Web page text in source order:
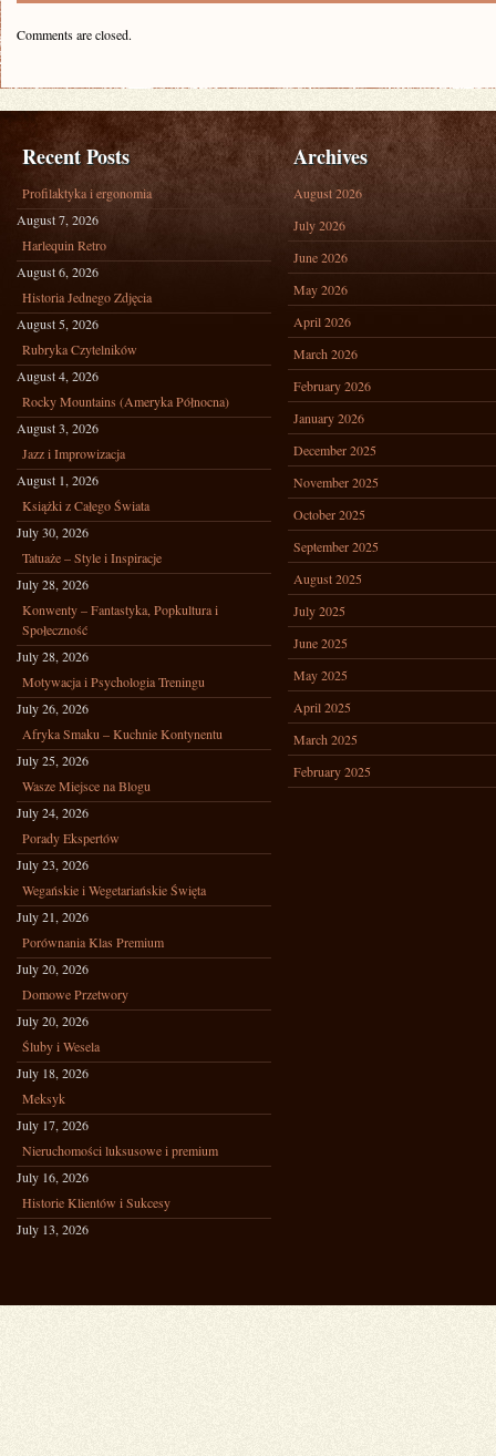
Comments are closed.
Recent Posts
Profilaktyka i ergonomia
August 7, 2026
Harlequin Retro
August 6, 2026
Historia Jednego Zdjęcia
August 5, 2026
Rubryka Czytelników
August 4, 2026
Rocky Mountains (Ameryka Północna)
August 3, 2026
Jazz i Improwizacja
August 1, 2026
Książki z Całego Świata
July 30, 2026
Tatuaże – Style i Inspiracje
July 28, 2026
Konwenty – Fantastyka, Popkultura i
Społeczność
July 28, 2026
Motywacja i Psychologia Treningu
July 26, 2026
Afryka Smaku – Kuchnie Kontynentu
July 25, 2026
Wasze Miejsce na Blogu
July 24, 2026
Porady Ekspertów
July 23, 2026
Wegańskie i Wegetariańskie Święta
July 21, 2026
Porównania Klas Premium
July 20, 2026
Domowe Przetwory
July 20, 2026
Śluby i Wesela
July 18, 2026
Meksyk
July 17, 2026
Nieruchomości luksusowe i premium
July 16, 2026
Historie Klientów i Sukcesy
July 13, 2026
Archives
August 2026
July 2026
June 2026
May 2026
April 2026
March 2026
February 2026
January 2026
December 2025
November 2025
October 2025
September 2025
August 2025
July 2025
June 2025
May 2025
April 2025
March 2025
February 2025